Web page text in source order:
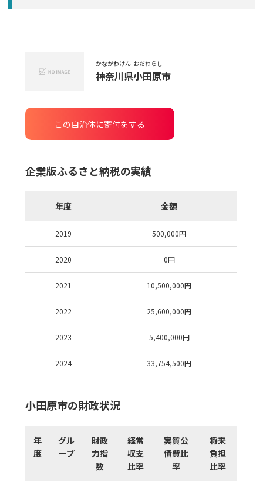
かながわけん
神奈川県
おだわらし
小田原市
この自治体に寄付をする
企業版ふるさと納税の実績
年度 金額
2019 500,000円
2020 0円
2021 10,500,000円
2022 25,600,000円
2023 5,400,000円
2024 33,754,500円
小田原市の財政状況
年
度
グル
ープ
財政
力指
数
経常
収支
比率
実質公
債費比
率
将来
負担
比率